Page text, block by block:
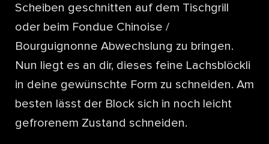
Scheiben geschnitten auf dem Tischgrill
oder beim Fondue Chinoise /
Bourguignonne Abwechslung zu bringen.
Nun liegt es an dir, dieses feine Lachsblöckli
in deine gewünschte Form zu schneiden. Am
besten lässt der Block sich in noch leicht
gefrorenem Zustand schneiden.